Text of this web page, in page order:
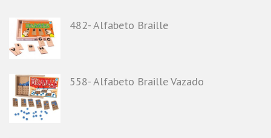
482- Alfabeto Braille
558- Alfabeto Braille Vazado